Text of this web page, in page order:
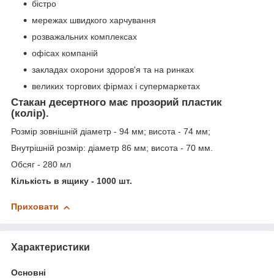
бістро
мережах швидкого харчування
розважальних комплексах
офісах компаній
закладах охорони здоров'я та на ринках
великих торгових фірмах і супермаркетах
Стакан десертного має прозорий пластик
(колір).
Розмір зовнішній діаметр - 94 мм; висота - 74 мм;
Внутрішній розмір: діаметр 86 мм; висота - 70 мм.
Обсяг - 280 мл
Кількість в ящику - 1000 шт.
Приховати
Характеристики
Основні